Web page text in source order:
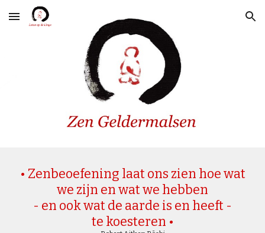
Skip to main content Skip to navigation
• Zenbeoefening laat ons zien hoe wat
we zijn en wat we hebben
- en ook wat de aarde is en heeft -
te koesteren •